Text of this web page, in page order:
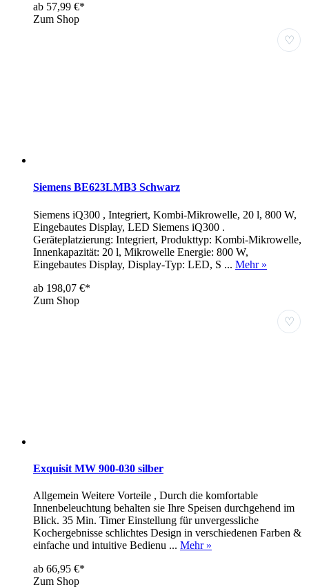
ab 57,99 €*
Zum Shop
♡
Siemens BE623LMB3 Schwarz
Siemens iQ300 , Integriert, Kombi-Mikrowelle, 20 l, 800 W,
Eingebautes Display, LED Siemens iQ300 .
Geräteplatzierung: Integriert, Produkttyp: Kombi-Mikrowelle,
Innenkapazität: 20 l, Mikrowelle Energie: 800 W,
Eingebautes Display, Display-Typ: LED, S ... Mehr »
ab 198,07 €*
Zum Shop
♡
Exquisit MW 900-030 silber
Allgemein Weitere Vorteile , Durch die komfortable
Innenbeleuchtung behalten sie Ihre Speisen durchgehend im
Blick. 35 Min. Timer Einstellung für unvergessliche
Kochergebnisse schlichtes Design in verschiedenen Farben &
einfache und intuitive Bedienu ... Mehr »
ab 66,95 €*
Zum Shop